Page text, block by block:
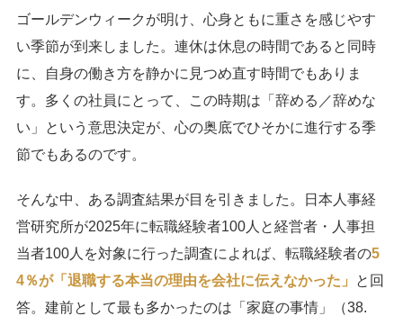
ゴールデンウィークが明け、心身ともに重さを感じやす
い季節が到来しました。連休は休息の時間であると同時
に、自身の働き方を静かに見つめ直す時間でもありま
す。多くの社員にとって、この時期は「辞める／辞めな
い」という意思決定が、心の奥底でひそかに進行する季
節でもあるのです。
そんな中、ある調査結果が目を引きました。日本人事経
営研究所が2025年に転職経験者100人と経営者・人事担
当者100人を対象に行った調査によれば、転職経験者の5
4％が「退職する本当の理由を会社に伝えなかった」
と回
答。建前として最も多かったのは「家庭の事情」（38.